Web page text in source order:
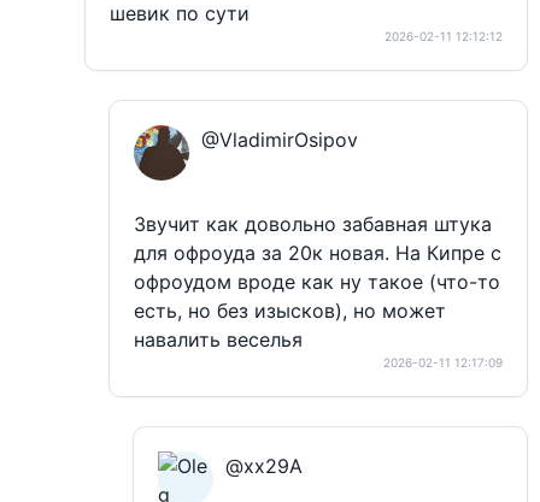
шевик по сути
2026-02-11 12:12:12
@VladimirOsipov
Звучит как довольно забавная штука
для офроуда за 20к новая. На Кипре с
офроудом вроде как ну такое (что-то
есть, но без изысков), но может
навалить веселья
2026-02-11 12:17:09
@xx29A